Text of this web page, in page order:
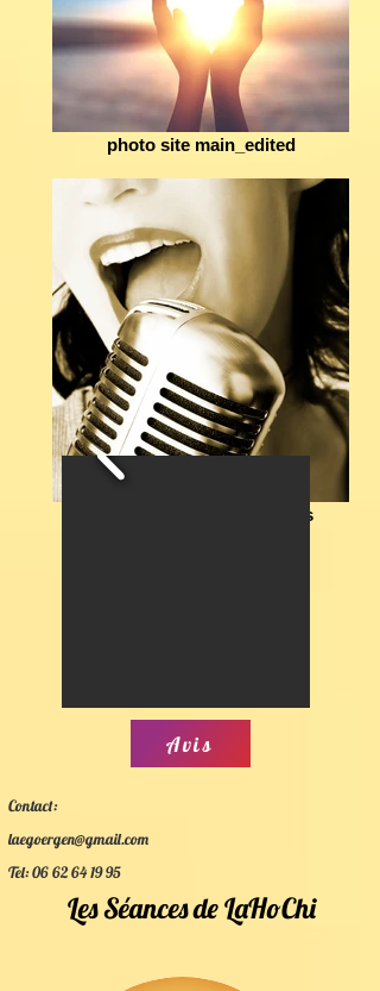
photo site main_edited
Cours de Chant Individuels
Avis
Contact:
laegoergen@gmail.com
Tel:06 62 64 19 95
Les Séances de LaHoChi